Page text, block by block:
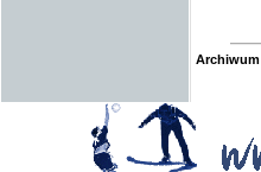
Archiwum